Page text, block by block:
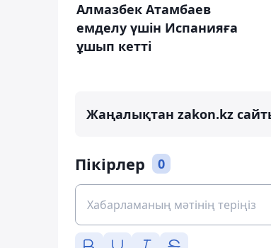
Алмазбек Атамбаев
емделу үшін Испанияға
ұшып кетті
Жаңалықтан zakon.kz
Пікірлер 0